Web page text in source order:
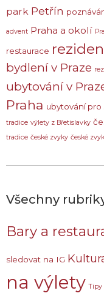
park Petřín
advent Praha a okolí
restaurace
bydlení v Praze
ubytování v
Praha ubytování pro
tradice výlety z Břetislavky
tradice české zvyky české
Všechny
Bary a
sledovat na IG
na výlety Tipy